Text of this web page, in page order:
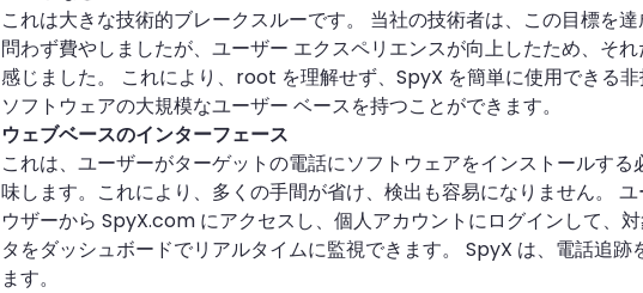
これは大きな技術的ブレークスルーです。 当社の技術者は、この目標を
問わず費やしましたが、ユーザー エクスペリエンスが向上したため、そ
感じました。 これにより、root を理解せず、SpyX を簡単に使用できる非
ソフトウェアの大規模なユーザー ベースを持つことができます。
ウェブベースのインターフェース
これは、ユーザーがターゲットの電話にソフトウェアをインストールする
味します。これにより、多くの手間が省け、検出も容易になりません。
ウザーから SpyX.com にアクセスし、個人アカウントにログインして、
タをダッシュボードでリアルタイムに監視できます。 SpyX は、電話追跡
ます。